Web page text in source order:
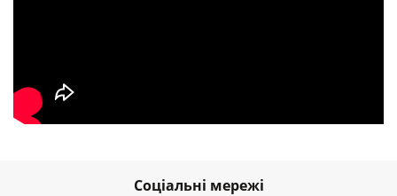
Соціальні мережі